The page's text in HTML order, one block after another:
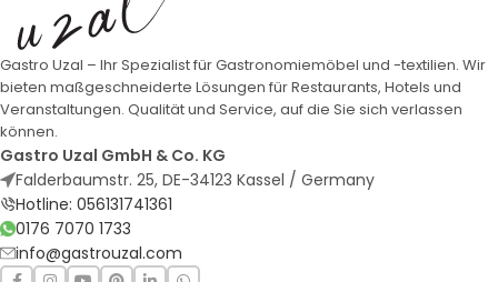
Gastro Uzal – Ihr Spezialist für Gastronomiemöbel und -textilien. Wir
bieten maßgeschneiderte Lösungen für Restaurants, Hotels und
Veranstaltungen. Qualität und Service, auf die Sie sich verlassen
können.
Gastro Uzal GmbH & Co. KG
Falderbaumstr. 25, DE-34123 Kassel / Germany
Hotline: 056131741361
0176 7070 1733
info@gastrouzal.com